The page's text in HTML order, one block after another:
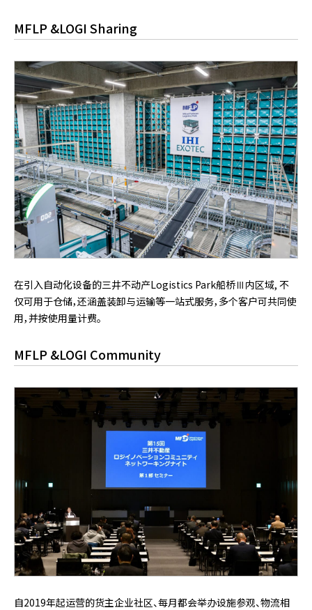
MFLP &LOGI Sharing
在引入自动化设备的三井不动产Logistics Park船桥Ⅲ内区域, 不
仅可用于仓储，还涵盖装卸与运输等一站式服务，多个客户可共同使
用，并按使用量计费。
MFLP &LOGI Community
自2019年起运营的货主企业社区、每月都会举办设施参观、物流相